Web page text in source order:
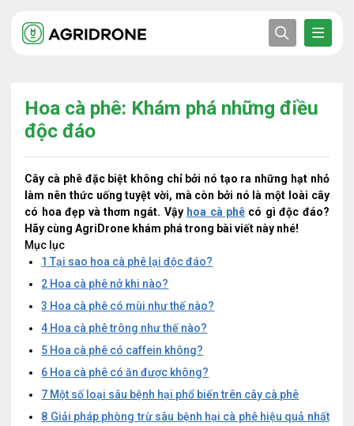
Hoa cà phê: Khám phá những điều
độc đáo
Cây cà phê đặc biệt không chỉ bởi nó tạo ra những hạt nhỏ
làm nên thức uống tuyệt vời, mà còn bởi nó là một loài cây
có hoa đẹp và thơm ngát. Vậy hoa cà phêcó gì độc đáo?
Hãy cùng AgriDrone khám phá trong bài viết này nhé!
Mục lục
1 Tại sao hoa cà phê lại độc đáo?
2 Hoa cà phê nở khi nào?
3 Hoa cà phê có mùi như thế nào?
4 Hoa cà phê trông như thế nào?
5 Hoa cà phê có caffein không?
6 Hoa cà phê có ăn được không?
7 Một số loại sâu bệnh hại phổ biến trên cây cà phê
8 Giải pháp phòng trừ sâu bệnh hại cà phê hiệu quả nhất